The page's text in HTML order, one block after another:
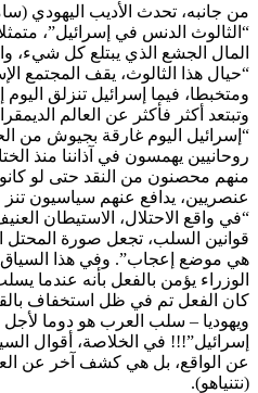
من جانبه، تحدث الأديب اليهودي
“الثالوث الدنس في إسرائيل”،
المال الجشع الذي يبتلع كل شيء،
“حيال هذا الثالوث، يقف المجتمع
ومتخبطا، فيما إسرائيل تنزلق اليوم
وتبتعد أكثر فأكثر عن العالم
“إسرائيل اليوم غارقة بجيوش من
روحانيين يهمسون في آذاننا منذ
منهم محصنون من النقد حتى لو
عنصريين، يدافع عنهم سياسيون تنز
“في واقع الاحتلال، الاستيطان
قوانين السلب، تجعل صورة المحتل
هي موضع إعجاب”. وفي هذا السياق،
الوزراء يؤمن بالفعل بأنه عندما
كان الفعل تم في ظل استخفاف
ويهوديا – سلب العرب هو دوما لأجل
إسرائيل”!!! في الخلاصة، أقوال
عن الواقع، بل هي كشف آخر عن
(نتنياهو).